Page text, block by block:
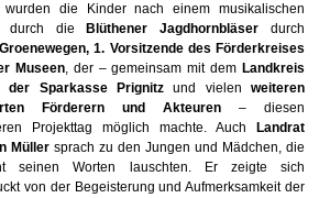
wurden die Kinder nach einem musikalischen
durch die
Blüthener Jagdhornbläser durch
1. Vorsitzende des Förderkreises
Museen, der – gemeinsam mit dem Landkreis
der Sparkasse Prignitz und vielen weiteren
Förderern und Akteuren – diesen
Projekttag möglich machte. Auch
Landrat
Müller sprach zu den Jungen und Mädchen, die
seinen Worten lauschten. Er zeigte sich
von der Begeisterung und Aufmerksamkeit der